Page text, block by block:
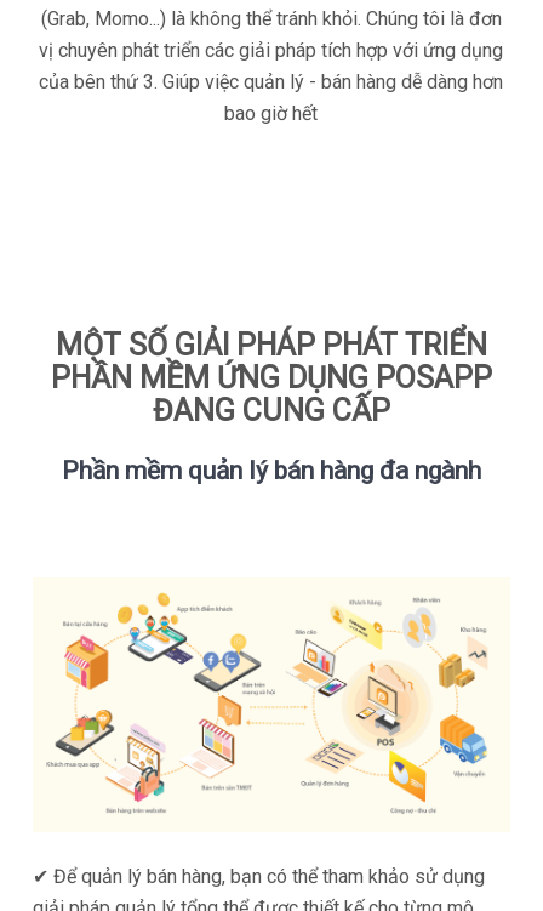
(Grab, Momo...) là không thể tránh khỏi. Chúng tôi là đơn
vị chuyên phát triển các giải pháp tích hợp với ứng dụng
của bên thứ 3. Giúp việc quản lý - bán hàng dễ dàng hơn
bao giờ hết
MỘT SỐ GIẢI PHÁP PHÁT TRIỂN
PHẦN MỀM ỨNG DỤNG POSAPP
ĐANG CUNG CẤP
Phần mềm quản lý bán hàng đa ngành
✔ Để quản lý bán hàng, bạn có thể tham khảo sử dụng